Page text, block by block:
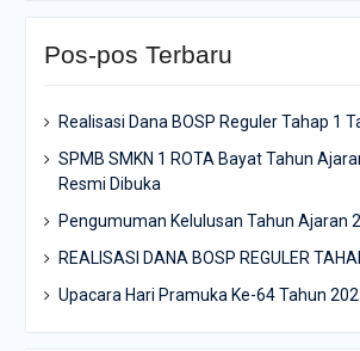
Pos-pos Terbaru
Realisasi Dana BOSP Reguler Tahap 1
SPMB SMKN 1 ROTA Bayat Tahun
Resmi Dibuka
Pengumuman Kelulusan Tahun Ajaran
REALISASI DANA BOSP REGULER
Upacara Hari Pramuka Ke-64 Tahun